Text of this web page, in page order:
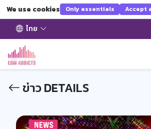
We use cookies Only essentials Accept
ไทย
ข่าว DETAILS